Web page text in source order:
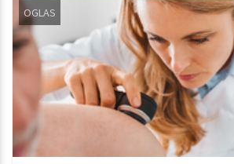
OGLAS